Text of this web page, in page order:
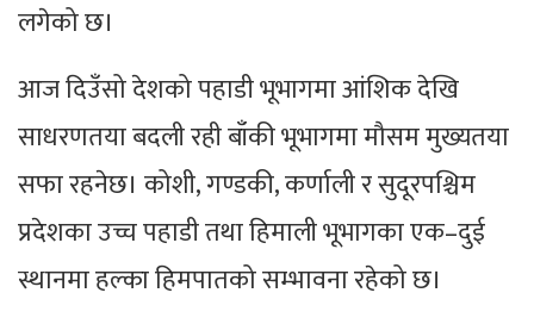
लगेको छ।
आज दिउँसो देशको पहाडी भूभागमा आंशिक देखि
साधरणतया बदली रही बाँकी भूभागमा मौसम मुख्यतया
सफा रहनेछ। कोशी, गण्डकी, कर्णाली र सुदूरपश्चिम
प्रदेशका उच्च पहाडी तथा हिमाली भूभागका एक–दुई
स्थानमा हल्का हिमपातको सम्भावना रहेको छ।